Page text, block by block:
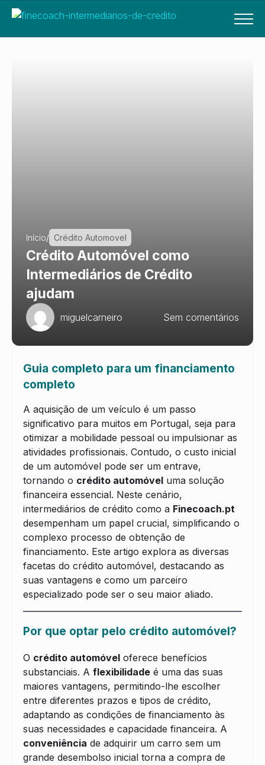
Início/ Crédito Automovel
Crédito Automóvel como
Intermediários de Crédito
ajudam
miguelcarneiro Sem comentários
Guia completo para um financiamento
completo
A aquisição de um veículo é um passo
significativo para muitos em Portugal, seja para
otimizar a mobilidade pessoal ou impulsionar as
atividades profissionais. Contudo, o custo inicial
de um automóvel pode ser um entrave,
tornando o crédito automóvel uma solução
financeira essencial. Neste cenário,
intermediários de crédito como a Finecoach.pt
desempenham um papel crucial, simplificando o
complexo processo de obtenção de
financiamento. Este artigo explora as diversas
facetas do crédito automóvel, destacando as
suas vantagens e como um parceiro
especializado pode ser o seu maior aliado.
Por que optar pelo crédito automóvel?
O crédito automóvel oferece benefícios
substanciais. A flexibilidade é uma das suas
maiores vantagens, permitindo-lhe escolher
entre diferentes prazos e tipos de crédito,
adaptando as condições de financiamento às
suas necessidades e capacidade financeira. A
conveniência de adquirir um carro sem um
grande desembolso inicial torna a compra de